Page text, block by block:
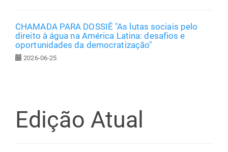
CHAMADA PARA DOSSIÊ "As lutas sociais pelo
direito à água na América Latina: desafios e
oportunidades da democratização"
2026-06-25
Edição Atual